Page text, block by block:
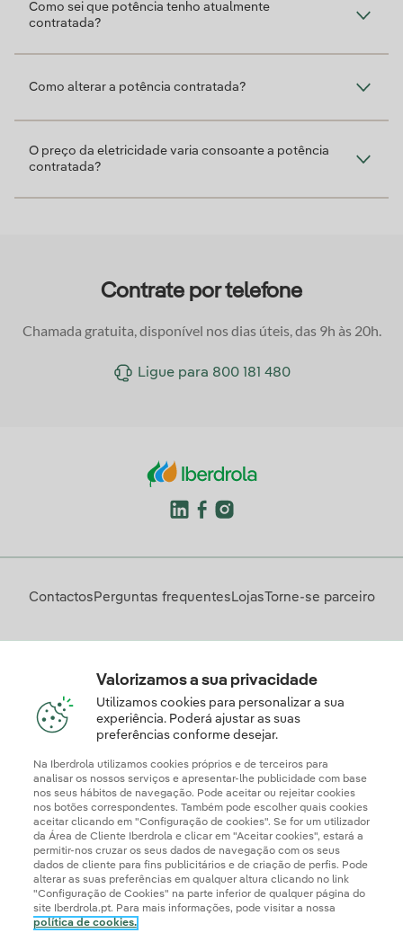
Como sei que potência tenho atualmente
contratada?
Como alterar a potência contratada?
O preço da eletricidade varia consoante a potência
contratada?
Contrate por telefone
Chamada gratuita, disponível nos dias úteis, das 9h às 20h.
Ligue para 800 181 480
Contactos Perguntas frequentes LojasTorne-se parceiro
Valorizamos a sua privacidade
Utilizamos cookies para personalizar a sua
experiência. Poderá ajustar as suas
preferências conforme desejar.
Na Iberdrola utilizamos cookies próprios e de terceiros para
analisar os nossos serviços e apresentar-lhe publicidade com base
nos seus hábitos de navegação. Pode aceitar ou rejeitar cookies
nos botões correspondentes. Também pode escolher quais cookies
aceitar clicando em "Configuração de cookies". Se for um utilizador
da Área de Cliente Iberdrola e clicar em "Aceitar cookies", estará a
permitir-nos cruzar os seus dados de navegação com os seus
dados de cliente para fins publicitários e de criação de perfis. Pode
alterar as suas preferências em qualquer altura clicando no link
"Configuração de Cookies" na parte inferior de qualquer página do
site Iberdrola.pt. Para mais informações, pode visitar a nossa
política de cookies.